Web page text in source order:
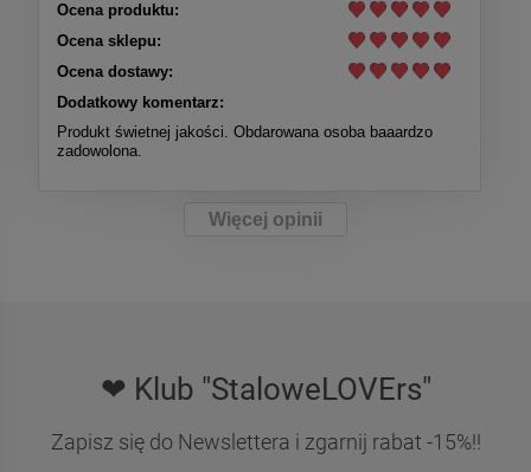
Ocena produktu:
Ocena sklepu:
Ocena dostawy:
Dodatkowy komentarz:
Produkt świetnej jakości. Obdarowana osoba baaardzo
zadowolona.
Więcej opinii
❤ Klub "StaloweLOVErs"
Zapisz się do Newslettera i zgarnij rabat -15%!!